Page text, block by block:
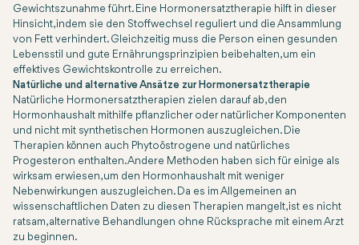
Gewichtszunahme führt. Eine Hormonersatztherapie hilft in dieser
Hinsicht, indem sie den Stoffwechsel reguliert und die Ansammlung
von Fett verhindert. Gleichzeitig muss die Person einen gesunden
Lebensstil und gute Ernährungsprinzipien beibehalten, um ein
effektives Gewichtskontrolle zu erreichen.
Natürliche und alternative Ansätze zur Hormonersatztherapie
Natürliche Hormonersatztherapien zielen darauf ab, den
Hormonhaushalt mithilfe pflanzlicher oder natürlicher Komponenten
und nicht mit synthetischen Hormonen auszugleichen. Die
Therapien können auch Phytoöstrogene und natürliches
Progesteron enthalten. Andere Methoden haben sich für einige als
wirksam erwiesen, um den Hormonhaushalt mit weniger
Nebenwirkungen auszugleichen. Da es im Allgemeinen an
wissenschaftlichen Daten zu diesen Therapien mangelt, ist es nicht
ratsam, alternative Behandlungen ohne Rücksprache mit einem Arzt
zu beginnen.